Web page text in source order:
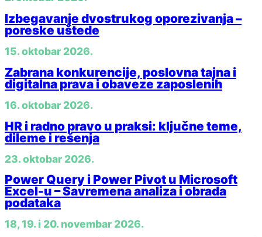
Izbegavanje dvostrukog oporezivanja –
poreske uštede
15. oktobar 2026.
Zabrana konkurencije, poslovna tajna i
digitalna prava i obaveze zaposlenih
16. oktobar 2026.
HR i radno pravo u praksi: ključne teme,
dileme i rešenja
23. oktobar 2026.
Power Query i Power Pivot u Microsoft
Excel-u – Savremena analiza i obrada
podataka
18, 19. i 20. novembar 2026.